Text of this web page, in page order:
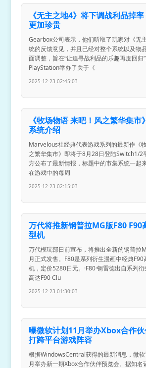
《无主之地4》将下调战利品掉
更加珍贵
Gearbox公司表示，他们听取了玩家对《无
统的反馈意见，并且已经对整个系统以及物
面调整，旨在“让追寻战利品的乐趣再度回归”
PlayStation举办了关于《
2025-12-23 02:45:03
《牧场物语 来吧！风之繁华集市
系统介绍
Marvelous社经典代表游戏系列的最新作《
之繁华集市》即将于8月28日登陆Switch1/2
方公布了最新情报，标题中的市集系统一起
在游戏中的每周
2025-12-23 02:15:03
万代将推新钢普拉MG版F80 F90
型机
万代模玩部日前宣布，将推出全新的钢普拉
月正式发售。F80是系列衍生漫画中经典F90
机，定价5280日元。·F80·钢雷德出自系列
高达F90 Clu
2025-12-23 01:30:03
曝微软计划11月举办Xbox合作
打跨平台游戏阵容
根据WindowsCentral获得的最新消息，微
月举办新一期Xbox合作伙伴预览会。据知名